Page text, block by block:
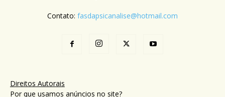
Contato: fasdapsicanalise@hotmail.com
Direitos Autorais
Por que usamos anúncios no site?